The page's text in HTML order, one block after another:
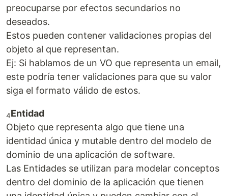
preocuparse por efectos secundarios no
deseados.
Estos pueden contener validaciones propias del
objeto al que representan.
Ej: Si hablamos de un VO que representa un email,
este podría tener validaciones para que su valor
siga el formato válido de estos.
4Entidad
Objeto que representa algo que tiene una
identidad única y mutable dentro del modelo de
dominio de una aplicación de software.
Las Entidades se utilizan para modelar conceptos
dentro del dominio de la aplicación que tienen